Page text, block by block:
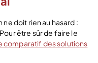
doit rien au hasard :
être sûr de faire le
comparatif des solutions